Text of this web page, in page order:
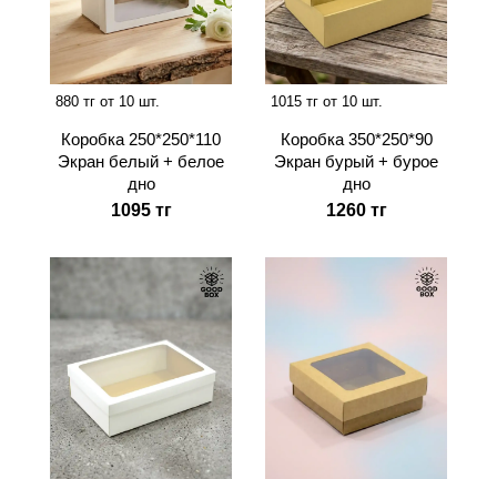
880 тг от 10 шт.
Коробка 250*250*110
Экран белый + белое
дно
1095 тг
1015 тг от 10 шт.
Коробка 350*250*90
Экран бурый + бурое
дно
1260 тг